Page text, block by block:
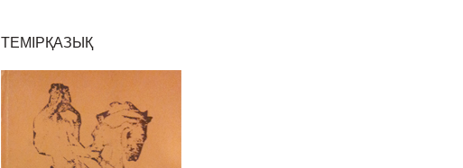
ТЕМІРҚАЗЫҚ